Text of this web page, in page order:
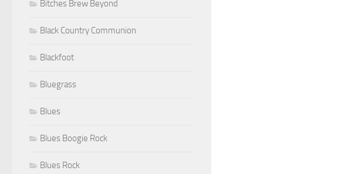
Bitches Brew Beyond
Black Country Communion
Blackfoot
Bluegrass
Blues
Blues Boogie Rock
Blues Rock